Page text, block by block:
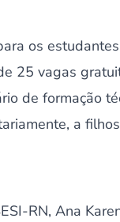
os
25 vagas
de formação
a
RN, Ana